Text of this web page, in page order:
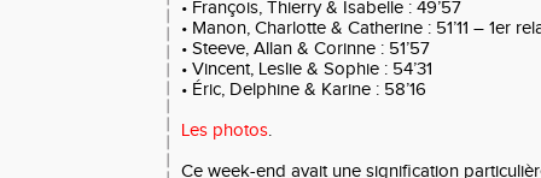
• François, Thierry & Isabelle : 49’57
• Manon, Charlotte & Catherine : 51’11 – 1er
• Steeve, Allan & Corinne : 51’57
• Vincent, Leslie & Sophie : 54’31
• Éric, Delphine & Karine : 58’16
Les photos.
Ce week-end avait une signification